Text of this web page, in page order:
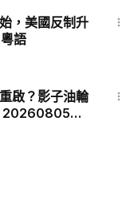
，美國反制升
語
啟？影子油輪